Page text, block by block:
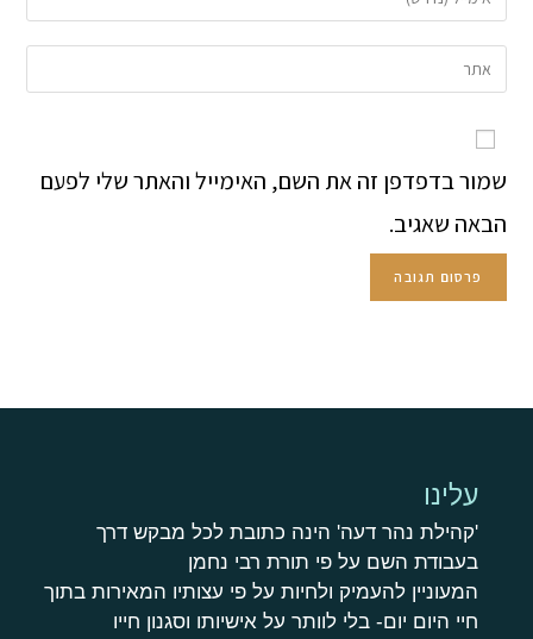
שמור בדפדפן זה את השם, האימייל והאתר שלי לפעם
הבאה שאגיב.
עלינו
'קהילת נהר דעה' הינה כתובת לכל מבקש דרך
בעבודת השם על פי תורת רבי נחמן
המעוניין להעמיק ולחיות על פי עצותיו המאירות בתוך
חיי היום יום- בלי לוותר על אישיותו וסגנון חייו